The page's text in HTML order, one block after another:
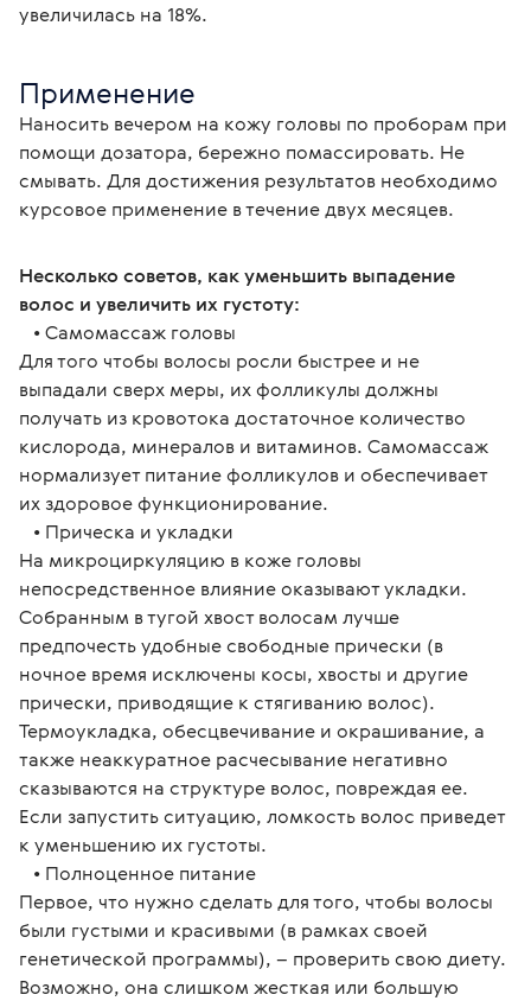
увеличилась на 18%.
Применение
Наносить вечером на кожу головы по проборам при
помощи дозатора, бережно помассировать. Не
смывать. Для достижения результатов необходимо
курсовое применение в течение двух месяцев.
Несколько советов, как уменьшить выпадение
волос и увеличить их густоту:
• Самомассаж головы
Для того чтобы волосы росли быстрее и не
выпадали сверх меры, их фолликулы должны
получать из кровотока достаточное количество
кислорода, минералов и витаминов. Самомассаж
нормализует питание фолликулов и обеспечивает
их здоровое функционирование.
• Прическа и укладки
На микроциркуляцию в коже головы
непосредственное влияние оказывают укладки.
Собранным в тугой хвост волосам лучше
предпочесть удобные свободные прически (в
ночное время исключены косы, хвосты и другие
прически, приводящие к стягиванию волос).
Термоукладка, обесцвечивание и окрашивание, а
также неаккуратное расчесывание негативно
сказываются на структуре волос, повреждая ее.
Если запустить ситуацию, ломкость волос приведет
к уменьшению их густоты.
• Полноценное питание
Первое, что нужно сделать для того, чтобы волосы
были густыми и красивыми (в рамках своей
генетической программы), – проверить свою диету.
Возможно, она слишком жесткая или большую